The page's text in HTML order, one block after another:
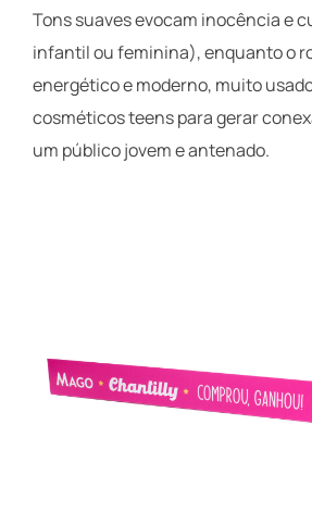
Tons suaves evocam inocência e
infantil ou feminina), enquanto o
energético e moderno, muito
cosméticos teens para gerar
um público jovem e antenado.